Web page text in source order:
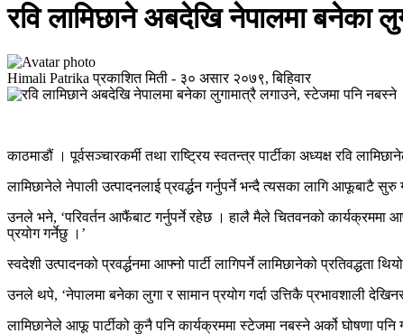
रवि लामिछाने अबदेखि नेपालमा बनेका
Himali Patrika प्रकाशित मिती - ३० असार २०७९, बिहिवार
काठमाडौं । पूर्वसञ्चारकर्मी तथा राष्ट्रिय स्वतन्त्र पार्टीका अध्यक्ष रवि
लामिछानेले नेपाली उत्पादनलाई प्रवर्द्धन गर्नुपर्ने भन्दै त्यसका लागि आफूबाटै सुरु
उनले भने, ‘परिवर्तन आफैंबाट गर्नुपर्ने रहेछ । हालै मैले चितवनको कार्यक्रममा
प्रयोग गर्नेछु ।’
स्वदेशी उत्पादनको प्रवर्द्धनमा आफ्नो पार्टी लागिपर्ने लामिछानेको प्रतिवद्धता
उनले थपे, ‘नेपालमा बनेका लुगा र सामान प्रयोग गर्दा उत्तिकै प्रभावशाली
लामिछानेले आफू पार्टीको कुनै पनि कार्यक्रममा स्टेजमा नबस्ने अर्को घोषणा